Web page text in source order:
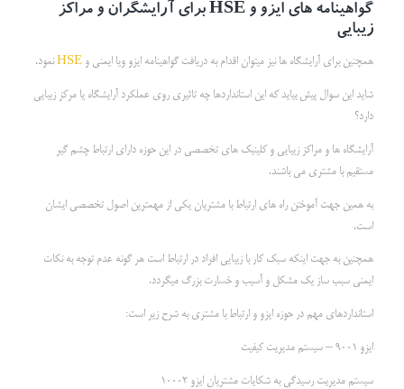
گواهینامه های ایزو و HSEبرای آرایشگران و مراکز
زیبایی
همچنین برای آرایشگاه ها نیز میتوان اقدام به دریافت گواهینامه ایزو ویا ایمنی و HSE نمود.
شاید این سوال پیش بیاید که این استانداردها چه تاثیری روی عملکرد آرایشگاه یا مرکز زیبایی
دارد؟
آرایشگاه ها و مراکز زیبایی و کلینیک های تخصصی در این حوزه دارای ارتباط چشم گیر
مستقیم با مشتری می باشند.
به همین جهت آموختن راه های ارتباط با مشتریان یکی از مهمترین اصول تخصصی ایشان
است.
همچنین به جهت اینکه سبک کار با زیبایی افراد در ارتباط است هر گونه عدم توجه به نکات
ایمنی سبب ساز یک مشکل و آسیب و خسارت بزرگ میگردد.
استانداردهای مهم در حوزه ایزو و ارتباط با مشتری به شرح زیر است:
ایزو 9001 – سیستم مدیریت کیفیت
سیستم مدیریت رسیدگی به شکایات مشتریان ایزو 10002